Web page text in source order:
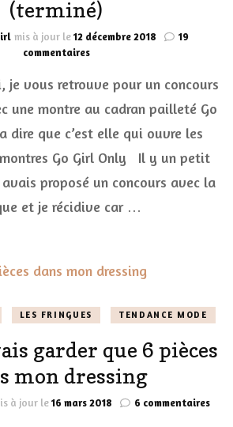
(terminé)
mis à jour le12 décembre 2018
19
commentairessur
Inside]
montre
au
pailleté
Go
Only
je vous retrouve pour un concours
une montre au cadran pailleté Go
dire que c’est elle qui ouvre les
Go Girl Only Il y un petit
proposé un concours avec la
et je récidive car …
LES FRINGUES TENDANCE MODE
garder que 6 pièces
mon dressing
à jour le16 mars 2018 6 commentairessur